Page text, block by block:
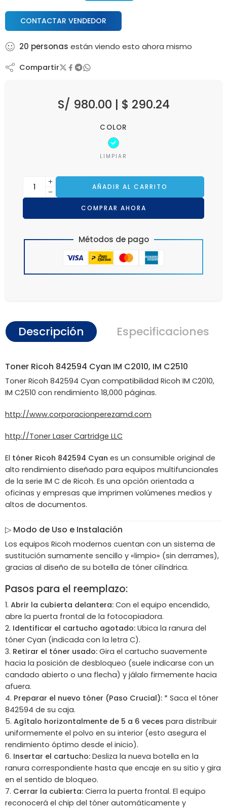
CONTACTAR VENDEDOR
20 personas están viendo esto ahora mismo
Compartir
S/ 980.00 | $ 290.24
COLOR
LIMPIAR
AÑADIR AL CARRITO
COMPRAR AHORA
Métodos de pago
Descripción Especificaciones
Toner Ricoh 842594 Cyan IM C2010, IM C2510
Toner Ricoh 842594 Cyan compatibilidad Ricoh IM C2010,
IM C2510 con rendimiento 18,000 páginas.
http://www.corporacionperezamd.com
http://Toner Laser Cartridge LLC
El tóner Ricoh 842594 Cyan es un consumible original de
alto rendimiento diseñado para equipos multifuncionales
de la serie IM C de Ricoh. Es una opción orientada a
oficinas y empresas que imprimen volúmenes medios y
altos de documentos.
▷ Modo de Uso e Instalación
Los equipos Ricoh modernos cuentan con un sistema de
sustitución sumamente sencillo y «limpio» (sin derrames),
gracias al diseño de su botella de tóner cilíndrica.
Pasos para el reemplazo:
Abrir la cubierta delantera: Con el equipo encendido,
abre la puerta frontal de la fotocopiadora.
Identificar el cartucho agotado: Ubica la ranura del
tóner Cyan (indicada con la letra C).
Retirar el tóner usado: Gira el cartucho suavemente
hacia la posición de desbloqueo (suele indicarse con un
candado abierto o una flecha) y jálalo firmemente hacia
afuera.
Preparar el nuevo tóner (Paso Crucial): * Saca el tóner
842594 de su caja.
Agítalo horizontalmente de 5 a 6 veces para distribuir
uniformemente el polvo en su interior (esto asegura el
rendimiento óptimo desde el inicio).
Insertar el cartucho: Desliza la nueva botella en la
ranura correspondiente hasta que encaje en su sitio y gira
en el sentido de bloqueo.
Cerrar la cubierta: Cierra la puerta frontal. El equipo
reconocerá el chip del tóner automáticamente y